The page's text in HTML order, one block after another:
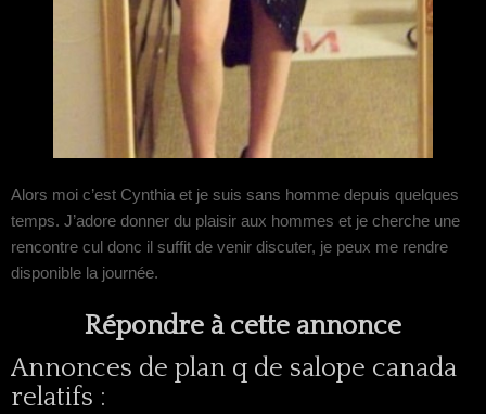
Alors moi c’est Cynthia et je suis sans homme depuis quelques
temps. J’adore donner du plaisir aux hommes et je cherche une
rencontre cul donc il suffit de venir discuter, je peux me rendre
disponible la journée.
Répondre à cette annonce
Annonces de plan q de salope canada
relatifs :